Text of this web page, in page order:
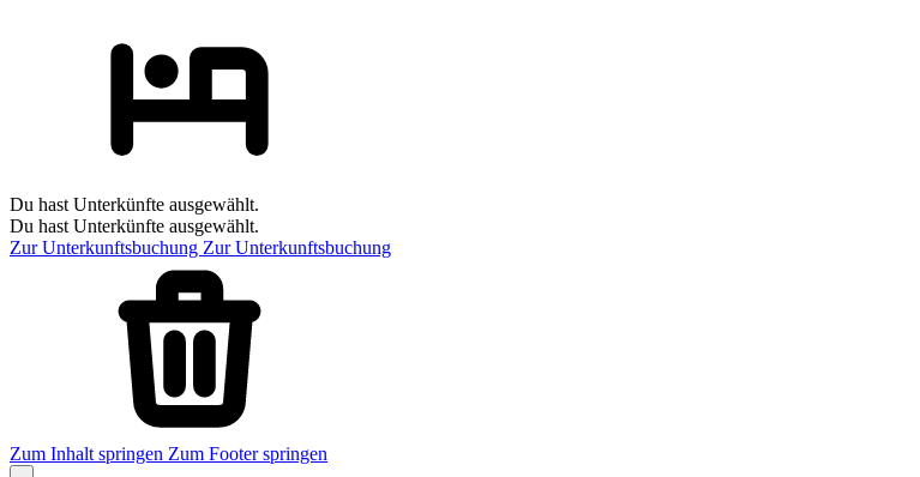
Du hast Unterkünfte ausgewählt.
Du hast Unterkünfte ausgewählt.
Zur Unterkunftsbuchung Zur Unterkunftsbuchung
Zum Inhalt springen Zum Footer springen